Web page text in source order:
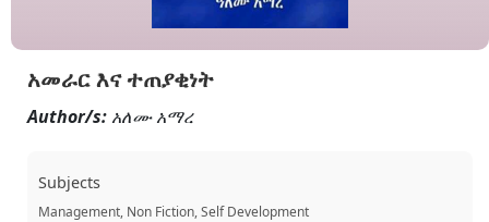
አመራር እና ተጠያቂነት
Author/s: አለሙ አማረ
Subjects
Management, Non Fiction, Self Development